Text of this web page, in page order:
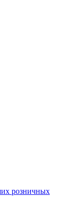
розничных